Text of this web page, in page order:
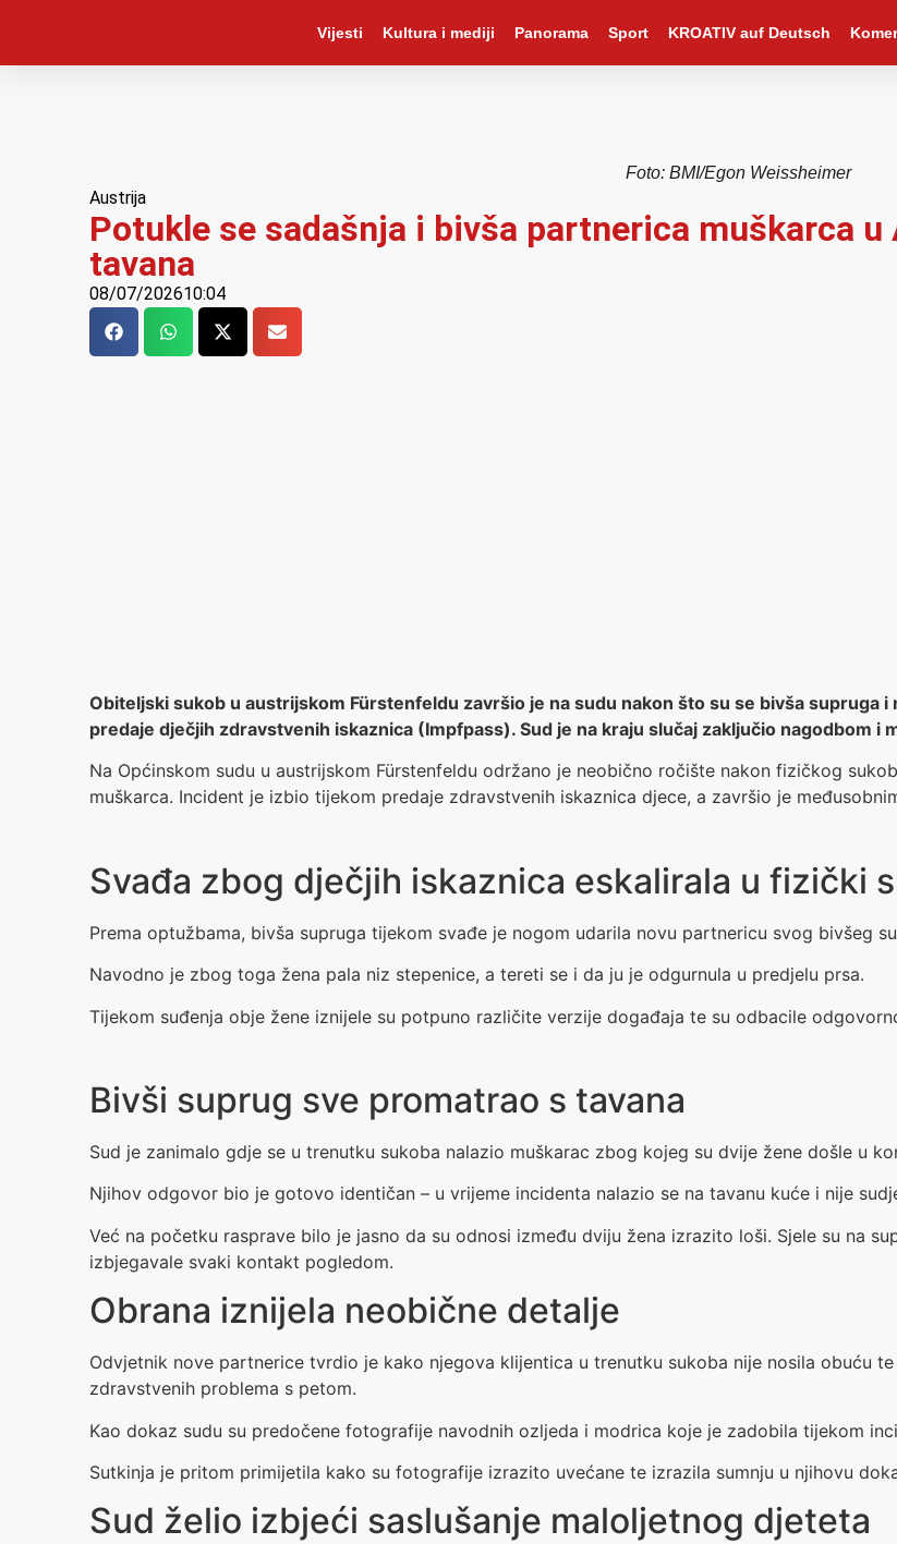
Vijesti Kultura i mediji Panorama Sport KROATIV auf Deutsch
Foto: BMI/Egon Weissheimer
Austrija
Potukle se sadašnja i bivša partnerica muškarca
tavana
08/07/202610:04
Obiteljski sukob u austrijskom Fürstenfeldu završio je na sudu nakon što su se bivša supruga
predaje dječjih zdravstvenih iskaznica (Impfpass). Sud je na kraju slučaj zaključio nagodbom i
Na Općinskom sudu u austrijskom Fürstenfeldu održano je neobično ročište nakon fizičkog
muškarca. Incident je izbio tijekom predaje zdravstvenih iskaznica djece, a završio je
Svađa zbog dječjih iskaznica eskalirala u fizički
Prema optužbama, bivša supruga tijekom svađe je nogom udarila novu partnericu svog bivšeg
Navodno je zbog toga žena pala niz stepenice, a tereti se i da ju je odgurnula u predjelu prsa.
Tijekom suđenja obje žene iznijele su potpuno različite verzije događaja te su odbacile
Bivši suprug sve promatrao s tavana
Sud je zanimalo gdje se u trenutku sukoba nalazio muškarac zbog kojeg su dvije žene došle u
Njihov odgovor bio je gotovo identičan – u vrijeme incidenta nalazio se na tavanu kuće i nije
Već na početku rasprave bilo je jasno da su odnosi između dviju žena izrazito loši. Sjele su na
izbjegavale svaki kontakt pogledom.
Obrana iznijela neobične detalje
Odvjetnik nove partnerice tvrdio je kako njegova klijentica u trenutku sukoba nije nosila obuću
zdravstvenih problema s petom.
Kao dokaz sudu su predočene fotografije navodnih ozljeda i modrica koje je zadobila tijekom
Sutkinja je pritom primijetila kako su fotografije izrazito uvećane te izrazila sumnju u njihovu
Sud želio izbjeći saslušanje maloljetnog djeteta